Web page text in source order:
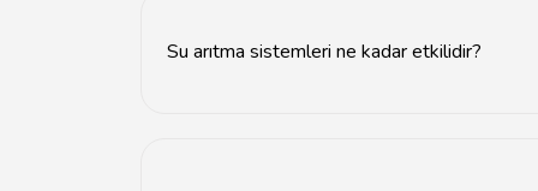
Su arıtma sistemleri ne kadar etkilidir?